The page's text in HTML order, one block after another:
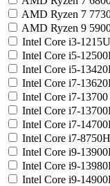
AMD Ryzen 7
AMD Ryzen 9
Intel Core i3-
Intel Core i5-
Intel Core i5-
Intel Core i7-
Intel Core i7-13700
Intel Core i7-
Intel Core i7-
Intel Core i7-
Intel Core i9-
Intel Core i9-
Intel Core i9-